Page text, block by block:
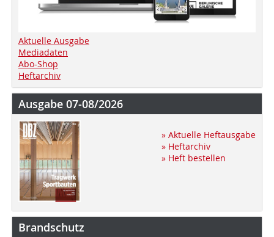
Aktuelle Ausgabe
Mediadaten
Abo-Shop
Heftarchiv
Ausgabe 07-08/2026
» Aktuelle Heftausgabe
» Heftarchiv
» Heft bestellen
Brandschutz